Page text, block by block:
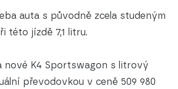
auta s původně zcela studeným
této jízdě 7,1 litru.
nové K4 Sportswagon s litrový
převodovkou v ceně 509 980